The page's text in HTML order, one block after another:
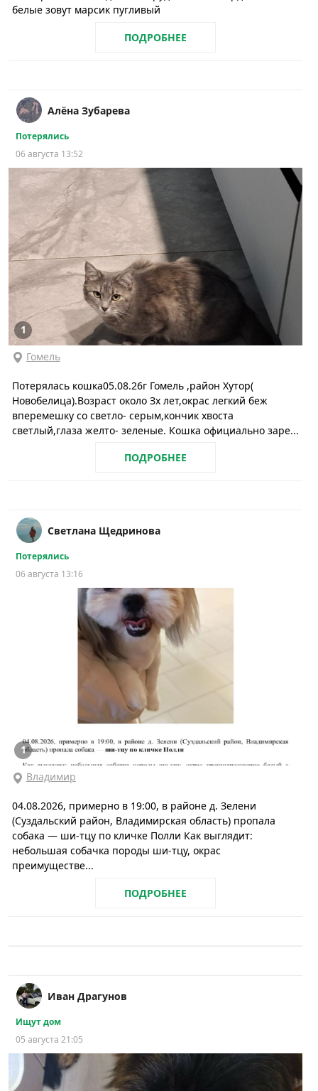
белые зовут марсик пугливый
ПОДРОБНЕЕ
Алёна Зубарева
Потерялись
06 августа 13:52
1
Гомель
Потерялась кошка05.08.26г Гомель ,район Хутор(
Новобелица).Возраст около Зх лет,окрас легкий беж
вперемешку со светло- серым,кончик хвоста
светлый,глаза желто- зеленые. Кошка официально заре...
ПОДРОБНЕЕ
Светлана Щедринова
Потерялись
06 августа 13:16
1
Владимир
04.08.2026, примерно в 19:00, в районе д. Зелени
(Суздальский район, Владимирская область) пропала
собака — ши-тцу по кличке Полли Как выглядит:
небольшая собачка породы ши-тцу, окрас
преимуществе...
ПОДРОБНЕЕ
Иван Драгунов
Ищут дом
05 августа 21:05